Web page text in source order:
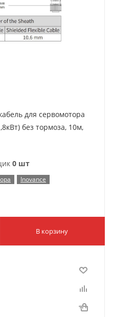
для сервомотора
без тормоза, 10м,
0 шт
Inovance
В корзину